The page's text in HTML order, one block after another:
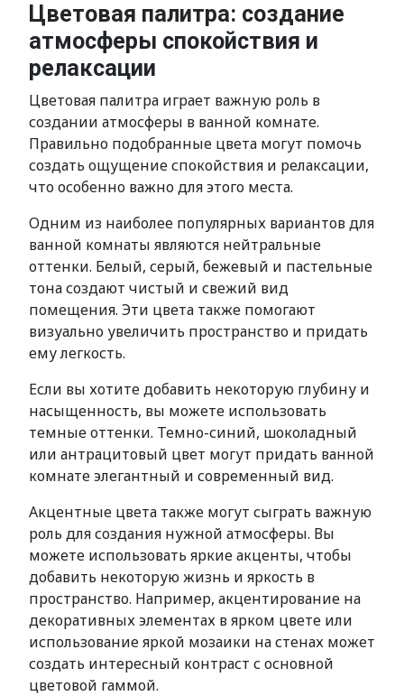
Цветовая палитра: создание
атмосферы спокойствия и
релаксации
Цветовая палитра играет важную роль в
создании атмосферы в ванной комнате.
Правильно подобранные цвета могут помочь
создать ощущение спокойствия и релаксации,
что особенно важно для этого места.
Одним из наиболее популярных вариантов для
ванной комнаты являются нейтральные
оттенки. Белый, серый, бежевый и пастельные
тона создают чистый и свежий вид
помещения. Эти цвета также помогают
визуально увеличить пространство и придать
ему легкость.
Если вы хотите добавить некоторую глубину и
насыщенность, вы можете использовать
темные оттенки. Темно-синий, шоколадный
или антрацитовый цвет могут придать ванной
комнате элегантный и современный вид.
Акцентные цвета также могут сыграть важную
роль для создания нужной атмосферы. Вы
можете использовать яркие акценты, чтобы
добавить некоторую жизнь и яркость в
пространство. Например, акцентирование на
декоративных элементах в ярком цвете или
использование яркой мозаики на стенах может
создать интересный контраст с основной
цветовой гаммой.